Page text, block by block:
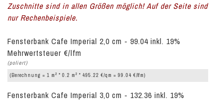
Zuschnitte sind in allen Größen möglich! Auf der Seite sind
nur Rechenbeispiele.
Fensterbank Cafe Imperial 2,0 cm - 99.04 inkl. 19%
Mehrwertsteuer €/lfm
(poliert)
(Berechnung = 1 m 2 * 0.2 m 2 * 495.22 €/qm = 99.04 €/lfm)
Fensterbank Cafe Imperial 3,0 cm - 132.36 inkl. 19%